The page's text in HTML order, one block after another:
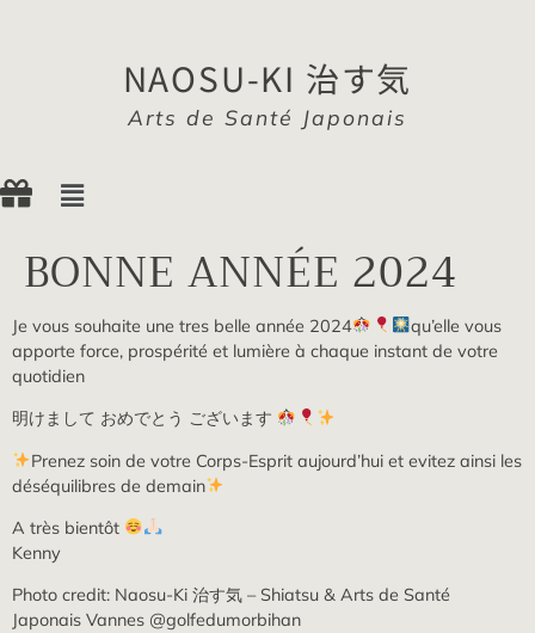
NAOSU-KI 治す気
Arts de Santé Japonais
BONNE ANNÉE 2024
Je vous souhaite une tres belle année 2024
qu’elle vous
apporte force, prospérité et lumière à chaque instant de votre
quotidien
明けまして おめでとう ございます
Prenez soin de votre Corps-Esprit aujourd’hui et evitez ainsi les
déséquilibres de demain
A très bientôt
Kenny
Photo credit: Naosu-Ki 治す気 – Shiatsu & Arts de Santé
Japonais Vannes @golfedumorbihan